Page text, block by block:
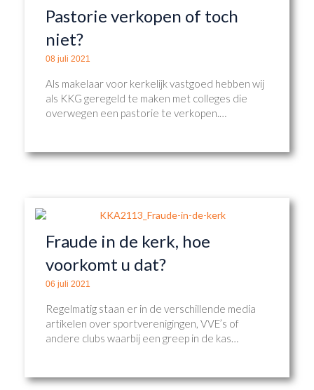
Pastorie verkopen of toch
niet?
08 juli 2021
Als makelaar voor kerkelijk vastgoed hebben wij
als KKG geregeld te maken met colleges die
overwegen een pastorie te verkopen.…
Fraude in de kerk, hoe
voorkomt u dat?
06 juli 2021
Regelmatig staan er in de verschillende media
artikelen over sportverenigingen, VVE’s of
andere clubs waarbij een greep in de kas…